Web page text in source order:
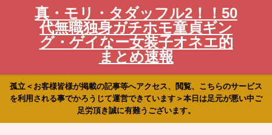
真・モリ・タダッフル2！！50
代無職独身ガチホモ童貞ギン
グ・ゲイなー女装子オネエ的
まとめ速報
孤立＜お客様皆様が掲載の記事等へアクセス、閲覧、こちらのサービス
を利用される事でかろうじて運営できています＞本日は足元が悪い中ご
足労頂き誠に有難うございます。